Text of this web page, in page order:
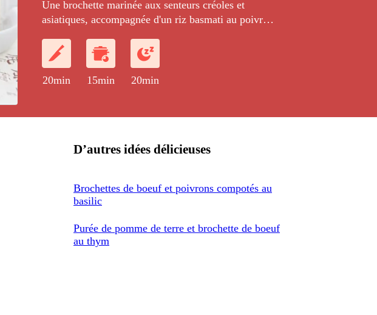
Une brochette marinée aux senteurs créoles et
asiatiques, accompagnée d'un riz basmati au poivron
20min 15min 20min
D’autres idées délicieuses
Brochettes de boeuf et poivrons compotés au
basilic
Purée de pomme de terre et brochette de boeuf
au thym